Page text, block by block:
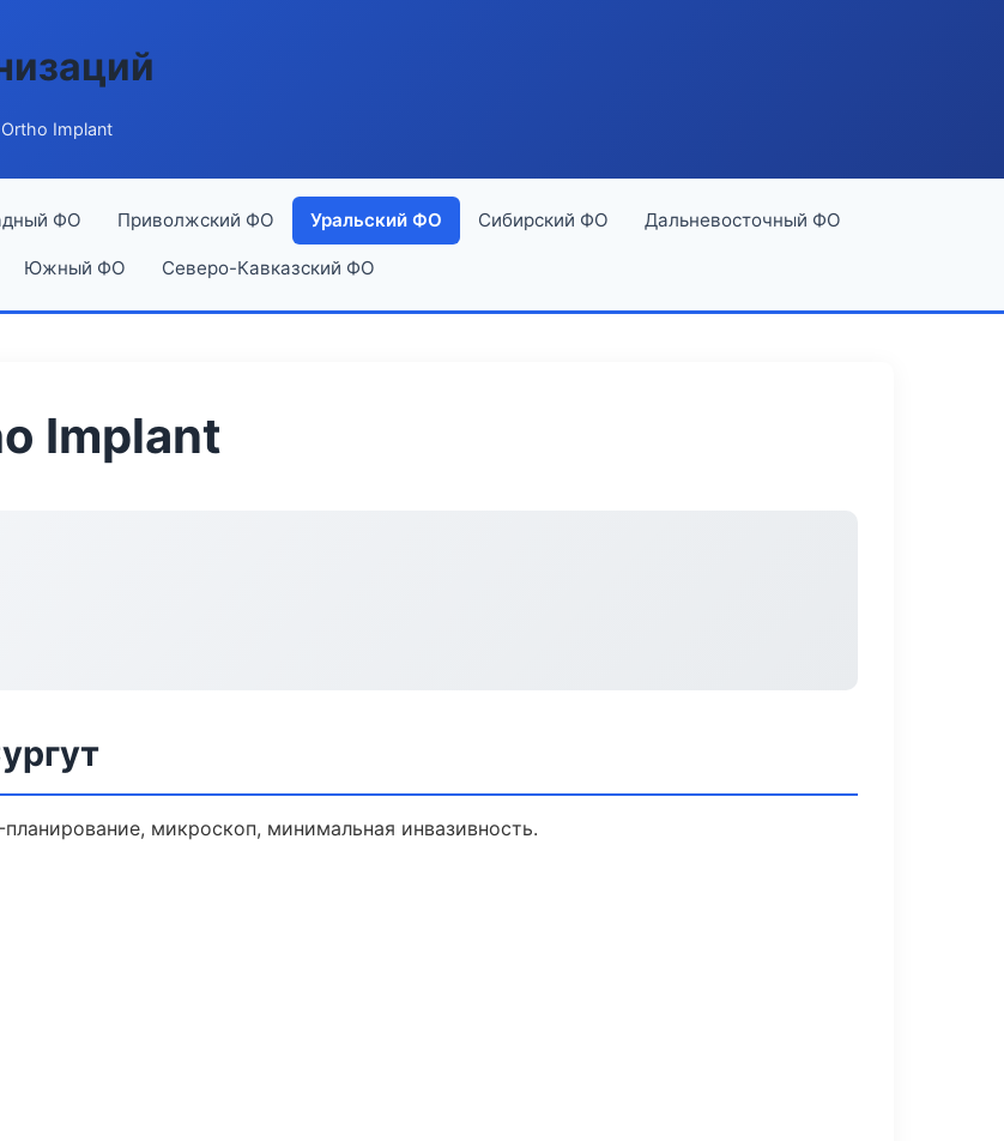
Implant
ФО Приволжский ФО Уральский ФО Сибирский ФО Дальневосточный ФО
Южный ФО Северо-Кавказский ФО
Implant
микроскоп, минимальная инвазивность.